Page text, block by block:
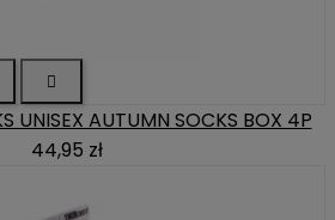

UNISEX AUTUMN SOCKS BOX 4P
44,95 zł